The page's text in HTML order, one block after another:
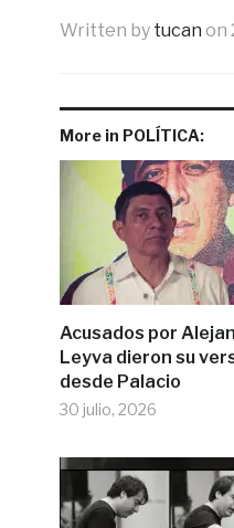
Written by tucan on
More in POLÍTICA:
Acusados por
Leyva dieron su
desde Palacio
30 julio, 2026